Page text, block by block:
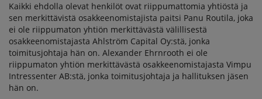
Kaikki ehdolla olevat henkilöt ovat riippumattomia yhtiöstä ja
sen merkittävistä osakkeenomistajista paitsi Panu Routila, joka
ei ole riippumaton yhtiön merkittävästä välillisestä
osakkeenomistajasta Ahlström Capital Oy:stä, jonka
toimitusjohtaja hän on. Alexander Ehrnrooth ei ole
riippumaton yhtiön merkittävästä osakkeenomistajasta Vimpu
Intressenter AB:stä, jonka toimitusjohtaja ja hallituksen jäsen
hän on.